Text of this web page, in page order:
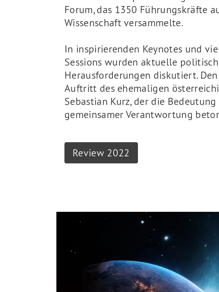
Forum, das 1350 Führungskräfte
Wissenschaft versammelte.
In inspirierenden Keynotes und
Sessions wurden aktuelle
Herausforderungen diskutiert.
Auftritt des ehemaligen
Sebastian Kurz, der die
gemeinsamer Verantwortung
Review 2022